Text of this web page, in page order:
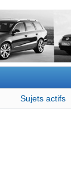
Sujets actifs